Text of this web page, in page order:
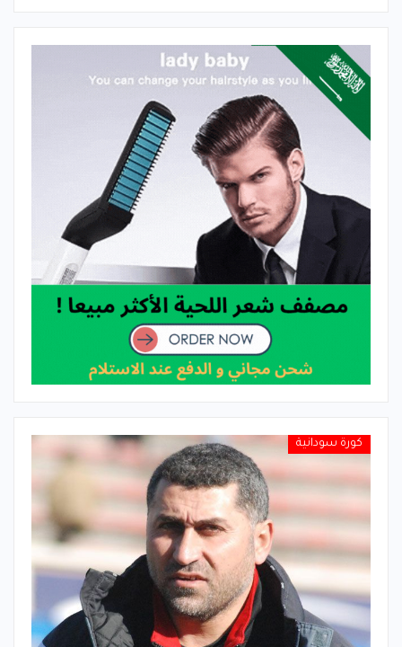
كورة سودانية